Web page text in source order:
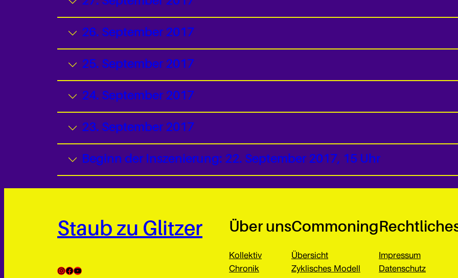
26. September 2017
25. September 2017
24. September 2017
23. September 2017
Beginn der Inszenierung: 22. September 2017, 15 Uhr
Staub zu Glitzer
InstagramFacebook YouTube
Über uns
Kollektiv
Chronik
Commoning
Übersicht
Zyklisches Modell
Impressum
Datenschutz